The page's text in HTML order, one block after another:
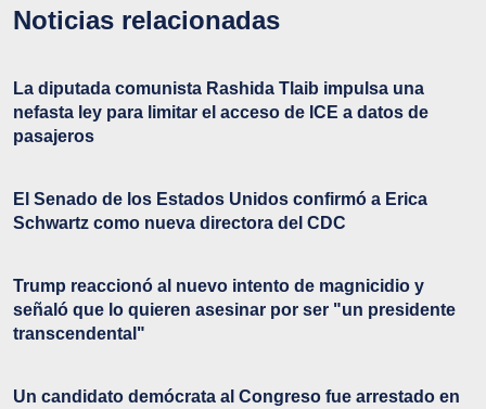
Noticias relacionadas
La diputada comunista Rashida Tlaib impulsa una
nefasta ley para limitar el acceso de ICE a datos de
pasajeros
El Senado de los Estados Unidos confirmó a Erica
Schwartz como nueva directora del CDC
Trump reaccionó al nuevo intento de magnicidio y
señaló que lo quieren asesinar por ser "un presidente
transcendental"
Un candidato demócrata al Congreso fue arrestado en